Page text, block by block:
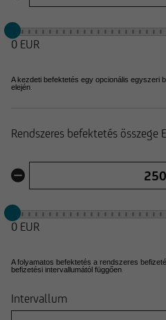
0 EUR
A kezdeti befektetés egy opcionális egyszeri
elején.
Rendszeres befektetés összege
0 EUR
A folyamatos befektetés a rendszeres
befizetési intervallumától függően.
Intervallum